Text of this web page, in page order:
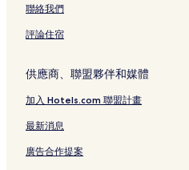
聯絡我們
評論住宿
供應商、聯盟夥伴和媒體
加入 Hotels.com 聯盟計畫
最新消息
廣告合作提案